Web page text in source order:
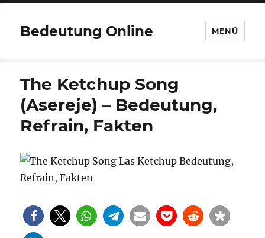
Bedeutung Online MENÜ
The Ketchup Song
(Asereje) – Bedeutung,
Refrain, Fakten